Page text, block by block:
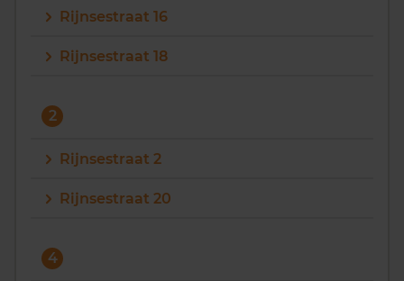
Rijnsestraat 16
Rijnsestraat 18
2
Rijnsestraat 2
Rijnsestraat 20
4